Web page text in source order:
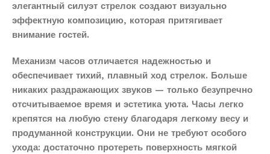
элегантный силуэт стрелок создают визуально
эффектную композицию, которая притягивает
внимание гостей.
Механизм часов отличается надежностью и
обеспечивает тихий, плавный ход стрелок. Больше
никаких раздражающих звуков — только безупречно
отсчитываемое время и эстетика уюта. Часы легко
крепятся на любую стену благодаря легкому весу и
продуманной конструкции. Они не требуют особого
ухода: достаточно протереть поверхность мягкой